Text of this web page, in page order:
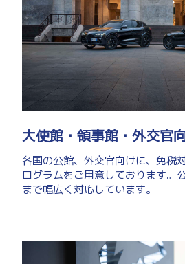
大使館・領事館・外交官
各国の公館、外交官向けに、免税
ログラムをご用意しております。
まで幅広く対応しています。